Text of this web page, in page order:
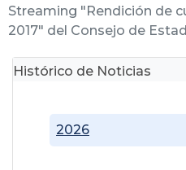
Streaming "Rendición de
2017" del Consejo de
Histórico de Noticias
2026